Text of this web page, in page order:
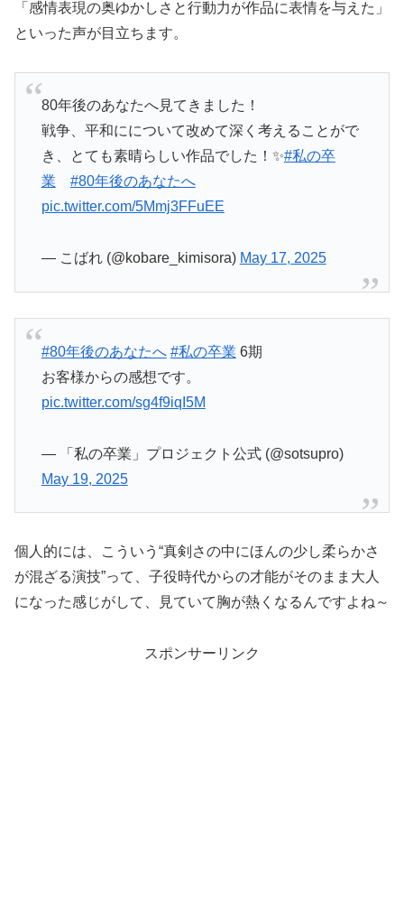
「感情表現の奥ゆかしさと行動力が作品に表情を与えた」
といった声が目立ちます。
80年後のあなたへ見てきました！
戦争、平和にについて改めて深く考えることがで
き、とても素晴らしい作品でした！✨#私の卒
業
#80年後のあなたへ
pic.twitter.com/5Mmj3FFuEE
— こばれ (@kobare_kimisora) May 17, 2025
#80年後のあなたへ #私の卒業 6期
お客様からの感想です。
pic.twitter.com/sg4f9iqI5M
— 「私の卒業」プロジェクト公式 (@sotsupro)
May 19, 2025
個人的には、こういう“真剣さの中にほんの少し柔らかさ
が混ざる演技”って、子役時代からの才能がそのまま大人
になった感じがして、見ていて胸が熱くなるんですよね～
スポンサーリンク